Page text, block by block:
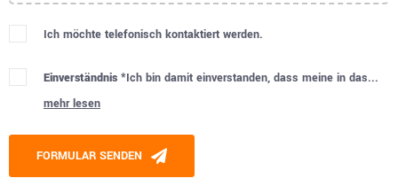
Ich möchte telefonisch kontaktiert werden.
Einverständnis *Ich bin damit einverstanden, dass meine in das...
mehr lesen
Please leave this field empty.
FORMULAR SENDEN